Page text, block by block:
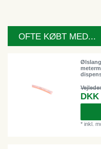
OFTE KØBT MED...
DKK
*inkl.